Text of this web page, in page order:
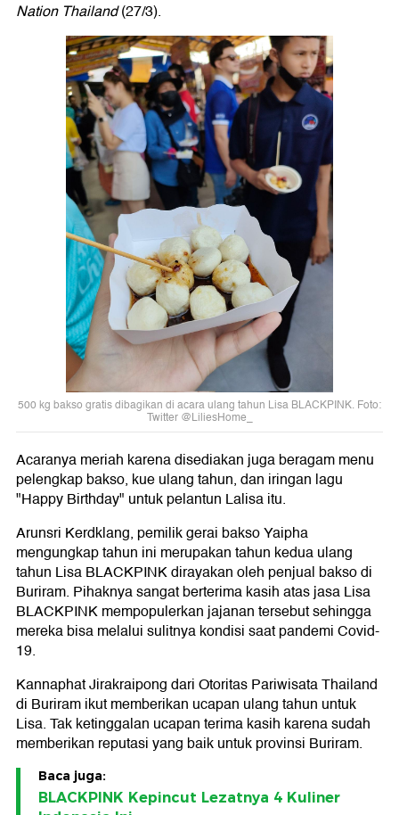
Nation Thailand(27/3).
500 kg bakso gratis dibagikan di acara ulang tahun Lisa BLACKPINK. Foto:
Twitter @LiliesHome_
Acaranya meriah karena disediakan juga beragam menu
pelengkap bakso, kue ulang tahun, dan iringan lagu
"Happy Birthday" untuk pelantun Lalisa itu.
Arunsri Kerdklang, pemilik gerai bakso Yaipha
mengungkap tahun ini merupakan tahun kedua ulang
tahun Lisa BLACKPINK dirayakan oleh penjual bakso di
Buriram. Pihaknya sangat berterima kasih atas jasa Lisa
BLACKPINK mempopulerkan jajanan tersebut sehingga
mereka bisa melalui sulitnya kondisi saat pandemi Covid-
19.
Kannaphat Jirakraipong dari Otoritas Pariwisata Thailand
di Buriram ikut memberikan ucapan ulang tahun untuk
Lisa. Tak ketinggalan ucapan terima kasih karena sudah
memberikan reputasi yang baik untuk provinsi Buriram.
Baca juga:
BLACKPINK Kepincut Lezatnya 4 Kuliner